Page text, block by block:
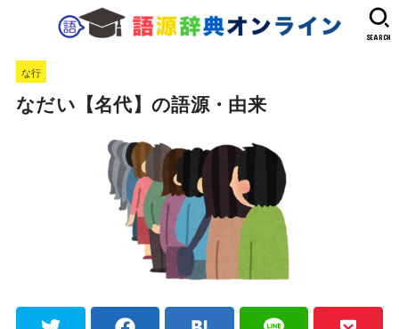
SEARCH
な行
なだい【名代】の語源・由来